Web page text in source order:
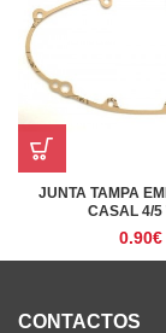
JUNTA TAMPA
CASAL 4/5
0.90€
CONTACTOS